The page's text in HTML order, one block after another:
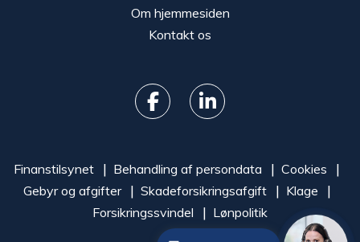
Om hjemmesiden
Kontakt os
Finanstilsynet Behandling af persondata
Cookies
Gebyr og afgifter
Skadeforsikringsafgift
Klage
Forsikringssvindel
Lønpolitik